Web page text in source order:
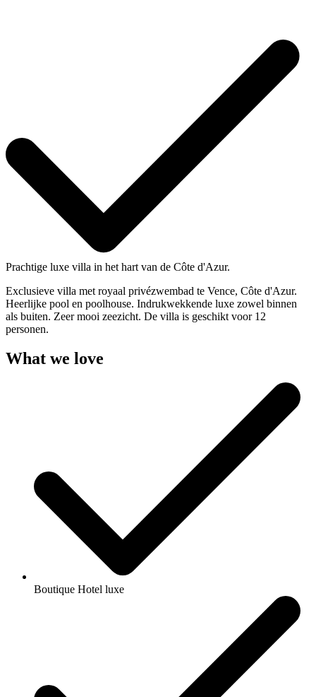
Prachtige luxe villa in het hart van de Côte d'Azur.
Exclusieve villa met royaal privézwembad te Vence, Côte d'Azur.
Heerlijke pool en poolhouse. Indrukwekkende luxe zowel binnen
als buiten. Zeer mooi zeezicht. De villa is geschikt voor 12
personen.
What we love
Boutique Hotel luxe